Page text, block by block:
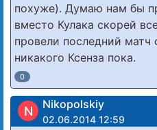
похуже). Думаю нам бы
вместо Кулака скорей
провели последний
никакого Ксенза пока.
0
N Nikopolskiy
02.06.2014 12:59